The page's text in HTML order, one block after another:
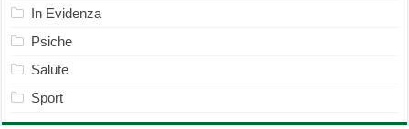
In Evidenza
Psiche
Salute
Sport